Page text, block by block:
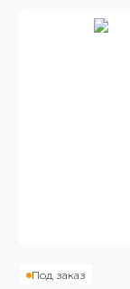
Под заказ